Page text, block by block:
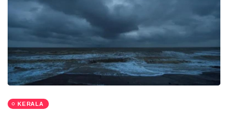
KERALA